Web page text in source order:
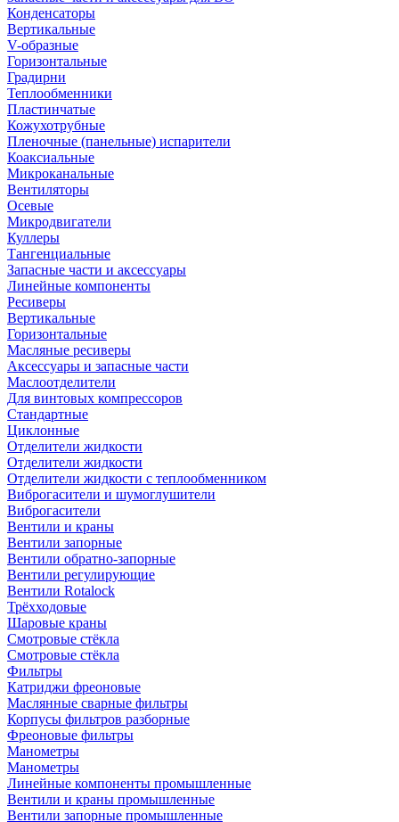
Конденсаторы
Вертикальные
V-образные
Горизонтальные
Градирни
Теплообменники
Пластинчатые
Кожухотрубные
Пленочные (панельные) испарители
Коаксиальные
Микроканальные
Вентиляторы
Осевые
Микродвигатели
Куллеры
Тангенциальные
Запасные части и аксессуары
Линейные компоненты
Ресиверы
Вертикальные
Горизонтальные
Масляные ресиверы
Аксессуары и запасные части
Маслоотделители
Для винтовых компрессоров
Стандартные
Циклонные
Отделители жидкости
Отделители жидкости
Отделители жидкости с теплообменником
Виброгасители и шумоглушители
Виброгасители
Вентили и краны
Вентили запорные
Вентили обратно-запорные
Вентили регулирующие
Вентили Rotalock
Трёхходовые
Шаровые краны
Смотровые стёкла
Смотровые стёкла
Фильтры
Катриджи фреоновые
Маслянные сварные фильтры
Корпусы фильтров разборные
Фреоновые фильтры
Манометры
Манометры
Линейные компоненты промышленные
Вентили и краны промышленные
Вентили запорные промышленные